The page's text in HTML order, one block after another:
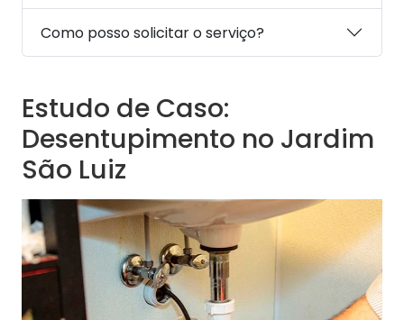
Como posso solicitar o serviço?
Estudo de Caso:
Desentupimento no Jardim
São Luiz